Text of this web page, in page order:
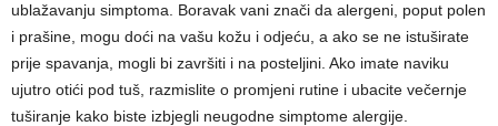
ublažavanju simptoma. Boravak vani znači da alergeni, poput polen
i prašine, mogu doći na vašu kožu i odjeću, a ako se ne istuširate
prije spavanja, mogli bi završiti i na posteljini. Ako imate naviku
ujutro otići pod tuš, razmislite o promjeni rutine i ubacite večernje
tuširanje kako biste izbjegli neugodne simptome alergije.